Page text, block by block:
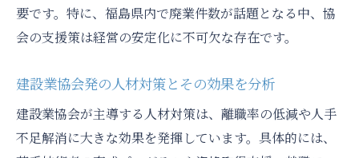
要です。特に、福島県内で廃業件数が話題となる中、協
会の支援策は経営の安定化に不可欠な存在です。
建設業協会発の人材対策とその効果を分析
建設業協会が主導する人材対策は、離職率の低減や人手
不足解消に大きな効果を発揮しています。具体的には、